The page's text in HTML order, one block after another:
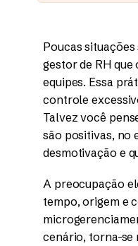
Poucas
gestor de RH
equipes. Essa
controle
Talvez você
são positivas, no
desmotivação e
A preocupação
tempo, origem e
cenário, torna-se